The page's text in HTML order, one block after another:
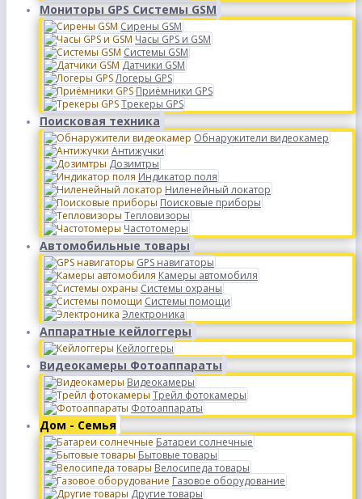
Мониторы GPS Системы GSM
Сирены GSM
Часы GPS и GSM
Системы GSM
Датчики GSM
Логеры GPS
Приёмники GPS
Трекеры GPS
Поисковая техника
Обнаружители видеокамер
Антижучки
Дозимтры
Индикатор поля
Ниленейный локатор
Поисковые приборы
Тепловизоры
Частотомеры
Автомобильные товары
GPS навигаторы
Камеры автомобиля
Системы охраны
Системы помощи
Электроника
Аппаратные кейлоггеры
Кейлоггеры
Видеокамеры Фотоаппараты
Видеокамеры
Трейл фотокамеры
Фотоаппараты
Дом - Семья
Батареи солнечные
Бытовые товары
Велосипеда товары
Газовое оборудование
Другие товары